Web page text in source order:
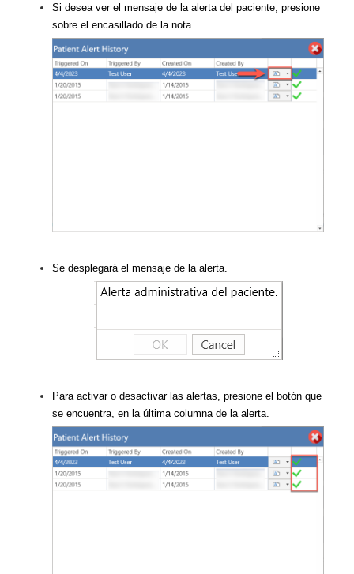
Si desea ver el mensaje de la alerta del paciente, presione
sobre el encasillado de la nota.
Se desplegará el mensaje de la alerta.
Para activar o desactivar las alertas, presione el botón que
se encuentra, en la última columna de la alerta.